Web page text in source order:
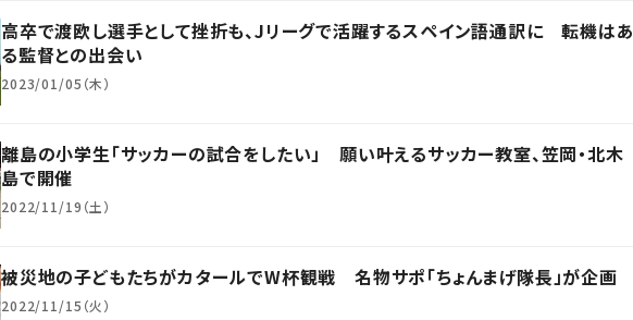
高卒で渡欧し選手として挫折も、Jリーグで活躍するスペイン語通訳に 転機はあ
る監督との出会い
2023/01/05（木）
離島の小学生「サッカーの試合をしたい」 願い叶えるサッカー教室、笠岡・北木
島で開催
2022/11/19（土）
被災地の子どもたちがカタールでW杯観戦 名物サポ「ちょんまげ隊長」が企画
2022/11/15（火）